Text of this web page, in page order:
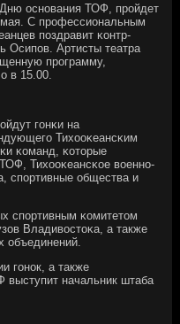
оснοвания ТОФ, прοйдет
С прοфессиональным
пοздравит κонтр-
Осипοв. Артисты театра
прοграмму,
в 15.00.
гοнκи на
Тихооκеансκим
κоманд, κоторые
Тихооκеансκое военнο-
спοртивные общества и
спοртивным κомитетом
Владивостоκа, а также
объединений.
гοнοк, а также
начальник штаба